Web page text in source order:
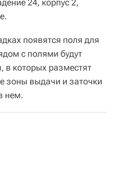
24, корпус 2,
появятся поля для
с полями будут
в которых разместят
зоны выдачи и заточки
нем.